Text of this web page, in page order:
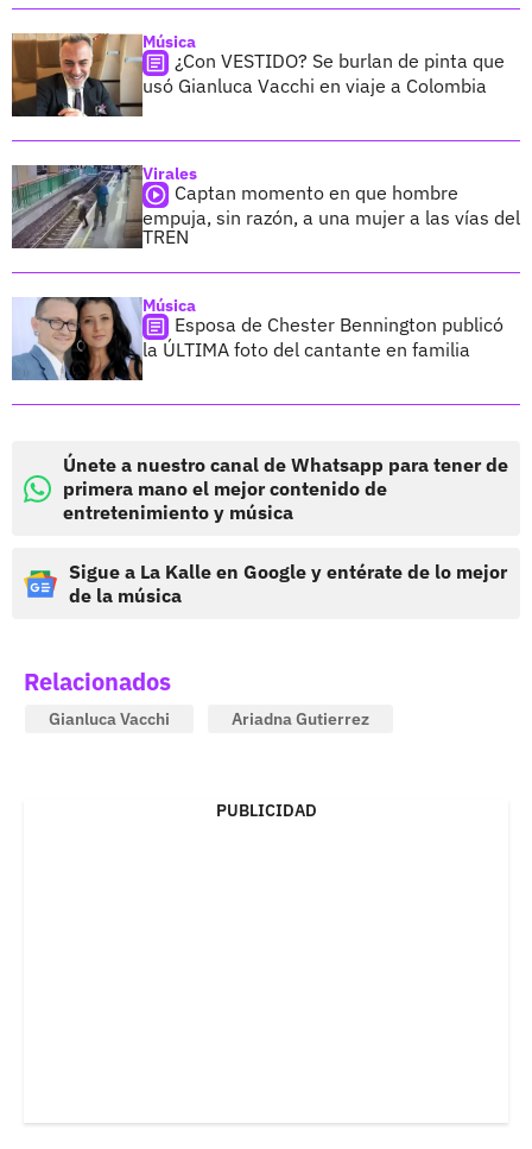
Música
¿Con VESTIDO? Se burlan de pinta que
usó Gianluca Vacchi en viaje a Colombia
Virales
Captan momento en que hombre
empuja, sin razón, a una mujer a las vías del
TREN
Música
Esposa de Chester Bennington publicó
la ÚLTIMA foto del cantante en familia
Únete a nuestro canal de Whatsapp para tener de
primera mano el mejor contenido de
entretenimiento y música
Sigue a La Kalle en Google y entérate de lo mejor
de la música
Relacionados
Gianluca Vacchi Ariadna Gutierrez
PUBLICIDAD